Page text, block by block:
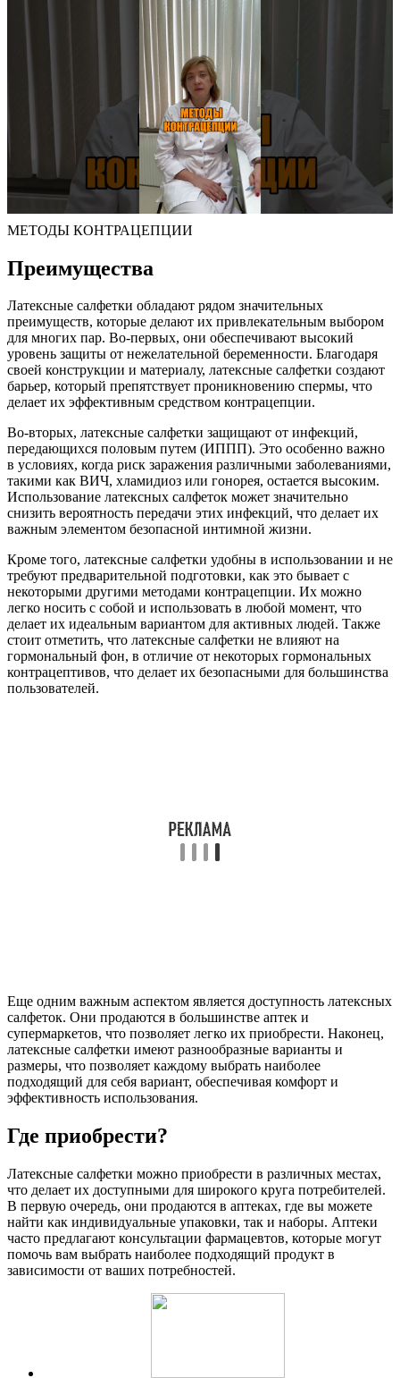
МЕТОДЫ КОНТРАЦЕПЦИИ
Преимущества
Латексные салфетки обладают рядом значительных
преимуществ, которые делают их привлекательным выбором
для многих пар. Во-первых, они обеспечивают высокий
уровень защиты от нежелательной беременности. Благодаря
своей конструкции и материалу, латексные салфетки создают
барьер, который препятствует проникновению спермы, что
делает их эффективным средством контрацепции.
Во-вторых, латексные салфетки защищают от инфекций,
передающихся половым путем (ИППП). Это особенно важно
в условиях, когда риск заражения различными заболеваниями,
такими как ВИЧ, хламидиоз или гонорея, остается высоким.
Использование латексных салфеток может значительно
снизить вероятность передачи этих инфекций, что делает их
важным элементом безопасной интимной жизни.
Кроме того, латексные салфетки удобны в использовании и не
требуют предварительной подготовки, как это бывает с
некоторыми другими методами контрацепции. Их можно
легко носить с собой и использовать в любой момент, что
делает их идеальным вариантом для активных людей. Также
стоит отметить, что латексные салфетки не влияют на
гормональный фон, в отличие от некоторых гормональных
контрацептивов, что делает их безопасными для большинства
пользователей.
Еще одним важным аспектом является доступность латексных
салфеток. Они продаются в большинстве аптек и
супермаркетов, что позволяет легко их приобрести. Наконец,
латексные салфетки имеют разнообразные варианты и
размеры, что позволяет каждому выбрать наиболее
подходящий для себя вариант, обеспечивая комфорт и
эффективность использования.
Где приобрести?
Латексные салфетки можно приобрести в различных местах,
что делает их доступными для широкого круга потребителей.
В первую очередь, они продаются в аптеках, где вы можете
найти как индивидуальные упаковки, так и наборы. Аптеки
часто предлагают консультации фармацевтов, которые могут
помочь вам выбрать наиболее подходящий продукт в
зависимости от ваших потребностей.